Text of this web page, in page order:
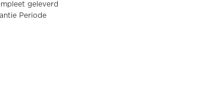
geleverd
Periode